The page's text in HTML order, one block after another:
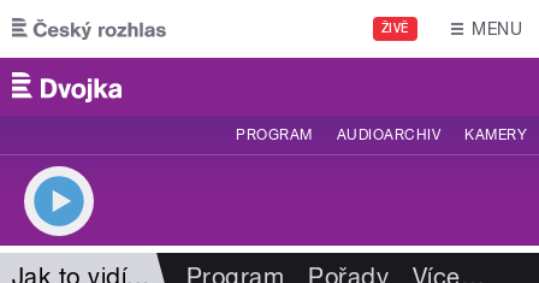
Přejít k hlavnímu obsahu
ŽIVĚ MENU
PROGRAM AUDIOARCHIV KAMERY
Jak to vidí... Program Pořady Více…